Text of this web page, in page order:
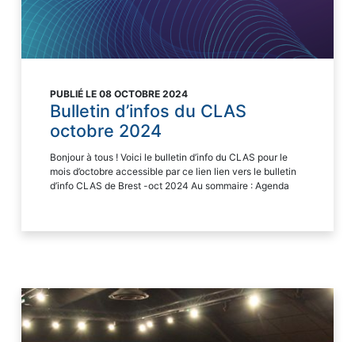
PUBLIÉ LE 08 OCTOBRE 2024
Bulletin d’infos du CLAS
octobre 2024
Bonjour à tous ! Voici le bulletin d’info du CLAS pour le
mois d’octobre accessible par ce lien lien vers le bulletin
d’info CLAS de Brest -oct 2024 Au sommaire : Agenda